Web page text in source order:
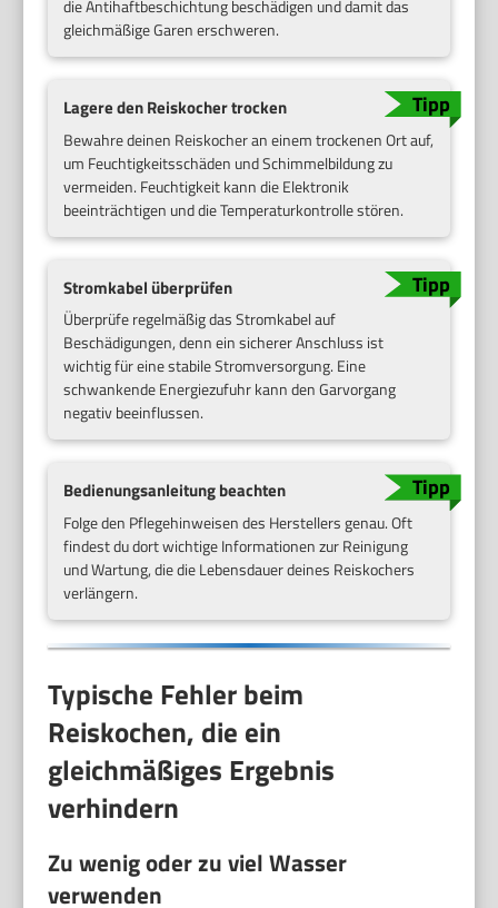
die Antihaftbeschichtung beschädigen und damit das
gleichmäßige Garen erschweren.
Lagere den Reiskocher trocken
Bewahre deinen Reiskocher an einem trockenen Ort auf,
um Feuchtigkeitsschäden und Schimmelbildung zu
vermeiden. Feuchtigkeit kann die Elektronik
beeinträchtigen und die Temperaturkontrolle stören.
Stromkabel überprüfen
Überprüfe regelmäßig das Stromkabel auf
Beschädigungen, denn ein sicherer Anschluss ist
wichtig für eine stabile Stromversorgung. Eine
schwankende Energiezufuhr kann den Garvorgang
negativ beeinflussen.
Bedienungsanleitung beachten
Folge den Pflegehinweisen des Herstellers genau. Oft
findest du dort wichtige Informationen zur Reinigung
und Wartung, die die Lebensdauer deines Reiskochers
verlängern.
Typische Fehler beim
Reiskochen, die ein
gleichmäßiges Ergebnis
verhindern
Zu wenig oder zu viel Wasser
verwenden